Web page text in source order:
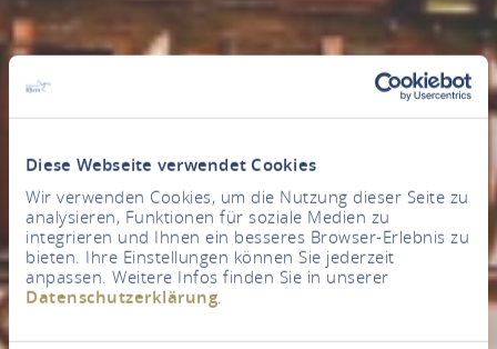
Diese Webseite verwendet Cookies
Wir verwenden Cookies, um die Nutzung dieser Seite zu
analysieren, Funktionen für soziale Medien zu
integrieren und Ihnen ein besseres Browser-Erlebnis zu
bieten. Ihre Einstellungen können Sie jederzeit
anpassen. Weitere Infos finden Sie in unserer
Datenschutzerklärung.